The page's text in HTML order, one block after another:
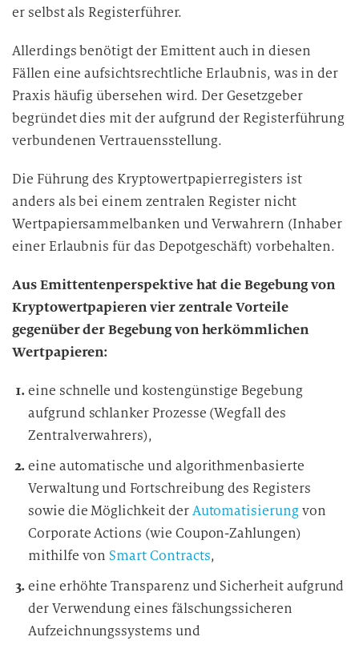
er selbst als Registerführer.
Allerdings benötigt der Emittent auch in diesen
Fällen eine aufsichtsrechtliche Erlaubnis, was in der
Praxis häufig übersehen wird. Der Gesetzgeber
begründet dies mit der aufgrund der Registerführung
verbundenen Vertrauensstellung.
Die Führung des Kryptowertpapierregisters ist
anders als bei einem zentralen Register nicht
Wertpapiersammelbanken und Verwahrern (Inhaber
einer Erlaubnis für das Depotgeschäft) vorbehalten.
Aus Emittentenperspektive hat die Begebung von
Kryptowertpapieren vier zentrale Vorteile
gegenüber der Begebung von herkömmlichen
Wertpapieren:
eine schnelle und kostengünstige Begebung
aufgrund schlanker Prozesse (Wegfall des
Zentralverwahrers),
eine automatische und algorithmenbasierte
Verwaltung und Fortschreibung des Registers
sowie die Möglichkeit derAutomatisierungvon
Corporate Actions (wie Coupon-Zahlungen)
mithilfe vonSmart Contracts,
eine erhöhte Transparenz und Sicherheit aufgrund
der Verwendung eines fälschungssicheren
Aufzeichnungssystems und